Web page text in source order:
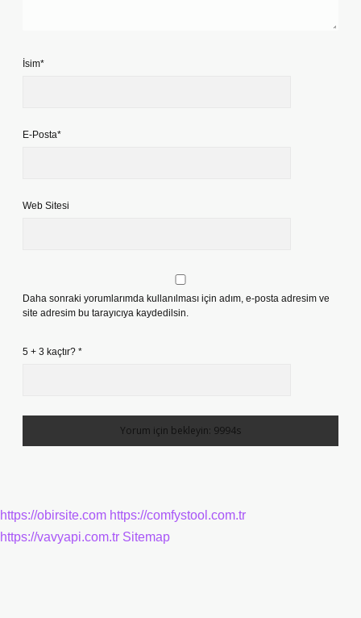
İsim*
E-Posta*
Web Sitesi
Daha sonraki yorumlarımda kullanılması için adım, e-posta adresim ve
site adresim bu tarayıcıya kaydedilsin.
5 + 3 kaçtır? *
https://obirsite.com https://comfystool.com.tr
https://vavyapi.com.tr Sitemap